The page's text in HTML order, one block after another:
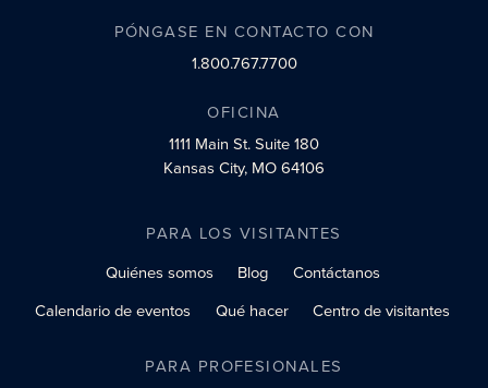
PÓNGASE EN CONTACTO CON
1.800.767.7700
OFICINA
1111 Main St.Suite 180
Kansas City, MO 64106
PARA LOS VISITANTES
Quiénes somos
Blog
Contáctanos
Calendario de eventos
Qué hacer Centro de visitantes
PARA PROFESIONALES